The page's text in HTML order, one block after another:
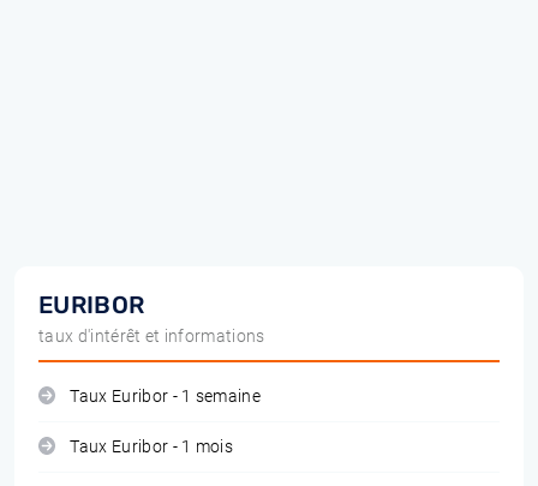
EURIBOR
taux d'intérêt et informations
Taux Euribor - 1 semaine
Taux Euribor - 1 mois